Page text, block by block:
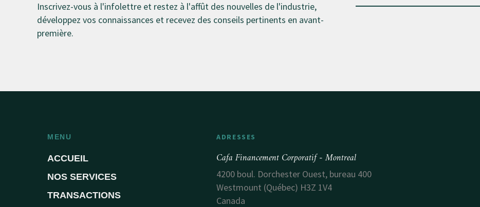
Inscrivez-vous à l'infolettre et restez à l'affût des nouvelles de l'industrie,
développez vos connaissances et recevez des conseils pertinents en avant-
première.
MENU
ACCUEIL
NOS SERVICES
TRANSACTIONS
ADRESSES
Cafa Financement Corporatif - Montreal
4200 boul. Dorchester Ouest, bureau 400
Westmount (Québec) H3Z 1V4
Canada